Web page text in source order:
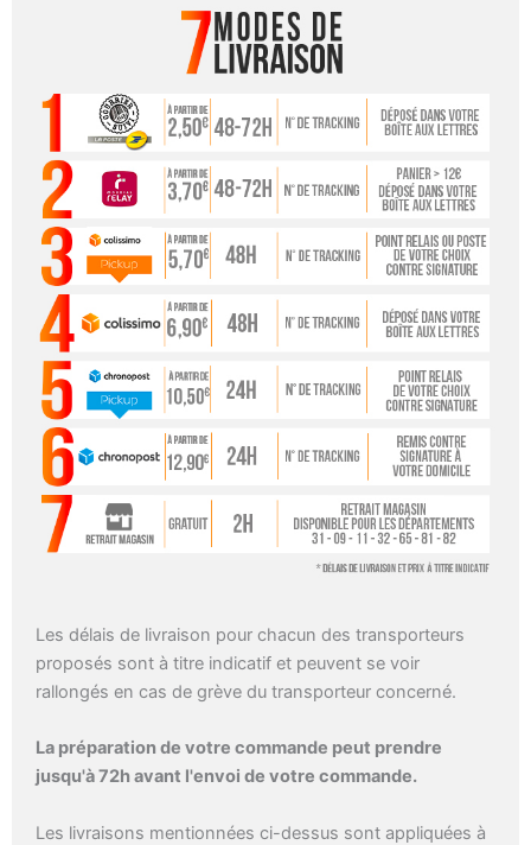
Les délais de livraison pour chacun des transporteurs
proposés sont à titre indicatif et peuvent se voir
rallongés en cas de grève du transporteur concerné.
La préparation de votre commande peut prendre
jusqu'à 72h avant l'envoi de votre commande.
Les livraisons mentionnées ci-dessus sont appliquées à